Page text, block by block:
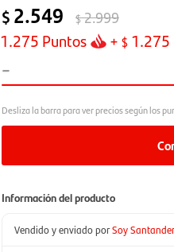
$ 2.549 $2.999
1.275 Puntos + $ 1.275
-
Información del producto
Vendido y enviado porSoy Santander